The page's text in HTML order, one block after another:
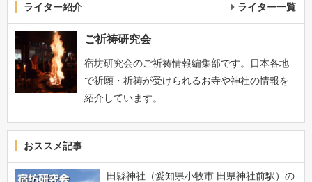
ライター紹介 ライター一覧
ご祈祷研究会
宿坊研究会のご祈祷情報編集部です。日本各地
で祈願・祈祷が受けられるお寺や神社の情報を
紹介しています。
おススメ記事
田縣神社（愛知県小牧市 田県神社前駅）の